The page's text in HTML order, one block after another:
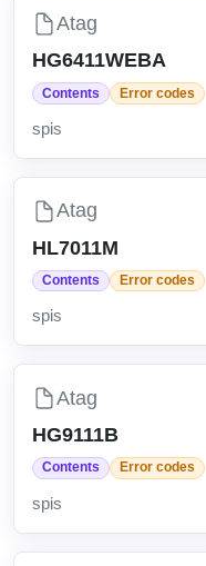
Atag
HG6411WEBA
Contents Error codes
spis
Atag
HL7011M
Contents Error codes
spis
Atag
HG9111B
Contents Error codes
spis